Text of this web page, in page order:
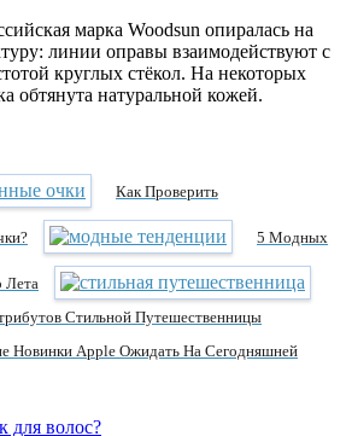
марка Woodsun опиралась на
линии оправы взаимодействуют с
круглых стёкол. На некоторых
обтянута натуральной кожей.
Как Проверить
5 Модных
Лета
Стильной Путешественницы
Новинки Apple Ожидать На Сегодняшней